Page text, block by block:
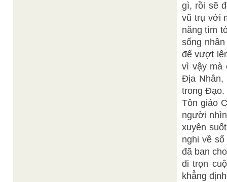
gì, rồi sẽ
vũ trụ với
năng tìm
sống
để vượt
vì vậy mà
Địa Nhân,
trong Đạo.
Tôn giáo
người
xuyên
nghi về
đã ban
đi trọn
khẳng